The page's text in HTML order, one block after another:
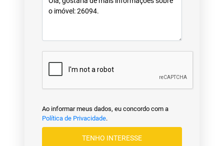
Ao informar meus dados, eu concordo com a
Política de Privacidade.
TENHO INTERESSE